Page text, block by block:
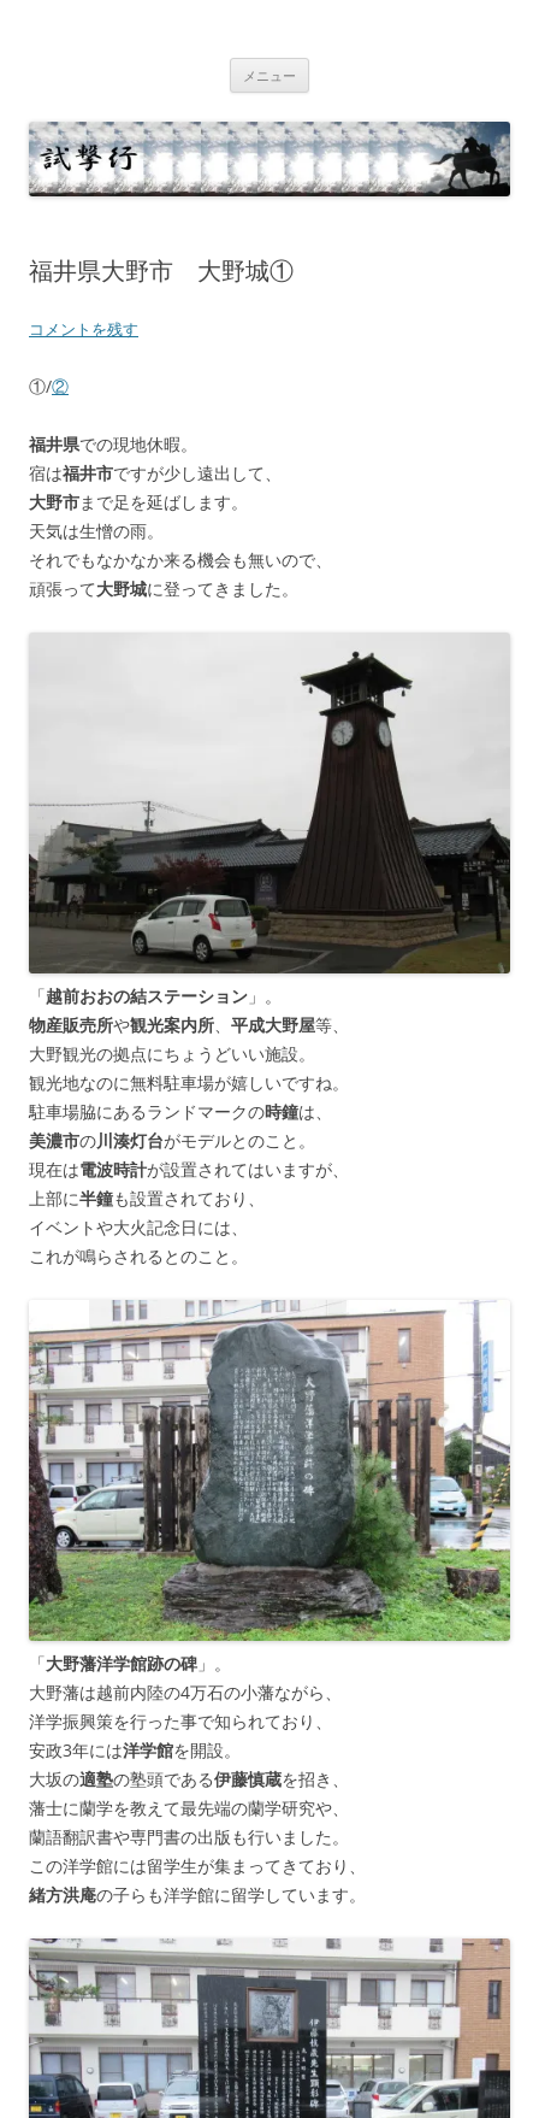
キ
ッ
プ
メニュー
福井県大野市 大野城①
コメントを残す
①/②
福井県での現地休暇。
宿は福井市ですが少し遠出して、
大野市まで足を延ばします。
天気は生憎の雨。
それでもなかなか来る機会も無いので、
頑張って大野城に登ってきました。
「越前おおの結ステーション 」。
物産販売所や観光案内所、 平成大野屋等、
大野観光の拠点にちょうどいい施設。
観光地なのに無料駐車場が嬉しいですね。
駐車場脇にあるランドマークの時鐘は、
美濃市の川湊灯台がモデルとのこと。
現在は電波時計が設置されてはいますが、
上部に半鐘も設置されており、
イベントや大火記念日には、
これが鳴らされるとのこと。
「大野藩洋学館跡の碑 」。
大野藩は越前内陸の4万石の小藩ながら、
洋学振興策を行った事で知られており、
安政3年には洋学館を開設。
大坂の適塾の塾頭である伊藤慎蔵を招き、
藩士に蘭学を教えて最先端の蘭学研究や、
蘭語翻訳書や専門書の出版も行いました。
この洋学館には留学生が集まってきており、
緒方洪庵の子らも洋学館に留学しています。